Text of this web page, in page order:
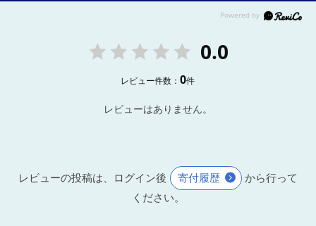
0.0
レビュー件数：0件
レビューはありません。
レビューの投稿は、ログイン後 寄付履歴
から行って
ください。